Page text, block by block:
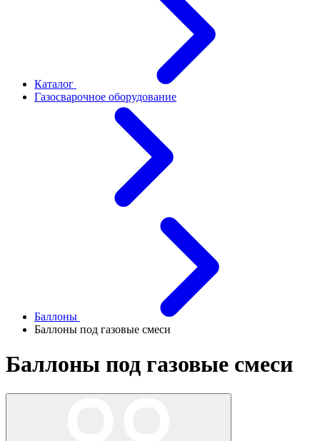
Каталог
Газосварочное оборудование
Баллоны
Баллоны под газовые смеси
Баллоны под газовые смеси